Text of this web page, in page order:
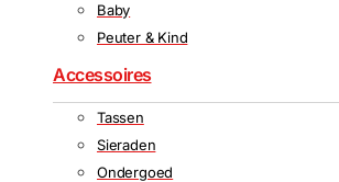
Baby
Peuter & Kind
Accessoires
Tassen
Sieraden
Ondergoed